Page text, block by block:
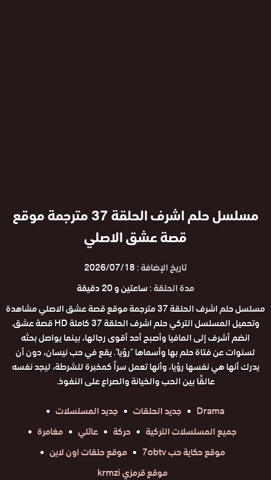
مسلسل حلم اشرف الحلقة 37 مترجمة موقع
قصة عشق الاصلي
تاريخ الإضافة :2026/07/18
مدة الحلقة :ساعتين و 20 دقيقة
مسلسل حلم اشرف الحلقة 37 مترجمة موقع قصة عشق الاصلي مشاهدة
وتحميل المسلسل التركي حلم اشرف الحلقة 37 كاملة HD قصة عشق.
انضم أشرف إلى المافيا وأصبح أحد أقوى رجالها، بينما يواصل بحثه
لسنوات عن فتاة حلم بها وأسماها "رؤيا". يقع في حب نيسان، دون أن
يدرك أنها هي نفسها رؤيا، وأنها تعمل سراً كمخبرة للشرطة، ليجد نفسه
عالقًا بين الحب والخيانة والصراع على النفوذ.
Drama
جديد الحلقات
جديد المسلسلات
جميع المسلسلات التركية
حركة عائلي
مغامرة
موقع حكاية حب 7obtv
موقع حلقات اون لاين
موقع قرمزي krmzi